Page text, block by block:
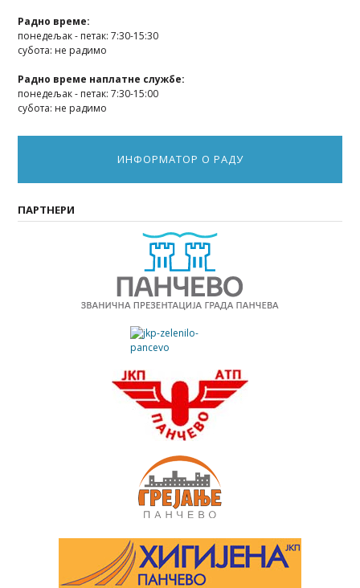
Радно време:
понедељак - петак: 7:30-15:30
субота: не радимо
Радно време наплатне службе:
понедељак - петак: 7:30-15:00
субота: не радимо
ИНФОРМАТОР О РАДУ
ПАРТНЕРИ